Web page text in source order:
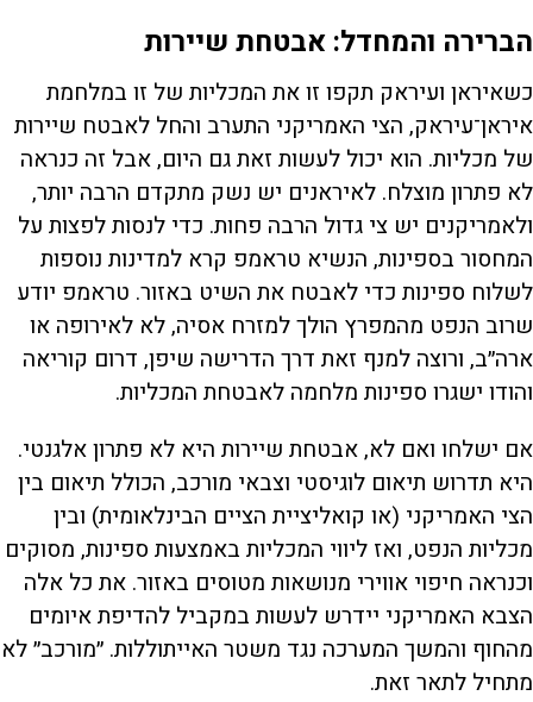
הברירה והמחדל: אבטחת שיירות
כשאיראן ועיראק תקפו זו את המכליות של זו במלחמת
איראן־עיראק, הצי האמריקני התערב והחל לאבטח שיירות
של מכליות. הוא יכול לעשות זאת גם היום, אבל זה כנראה
לא פתרון מוצלח. לאיראנים יש נשק מתקדם הרבה יותר,
ולאמריקנים יש צי גדול הרבה פחות. כדי לנסות לפצות על
המחסור בספינות, הנשיא טראמפ קרא למדינות נוספות
לשלוח ספינות כדי לאבטח את השיט באזור. טראמפ יודע
שרוב הנפט מהמפרץ הולך למזרח אסיה, לא לאירופה או
ארה״ב, ורוצה למנף זאת דרך הדרישה שיפן, דרום קוריאה
והודו ישגרו ספינות מלחמה לאבטחת המכליות.
אם ישלחו ואם לא, אבטחת שיירות היא לא פתרון אלגנטי.
היא תדרוש תיאום לוגיסטי וצבאי מורכב, הכולל תיאום בין
הצי האמריקני (או קואליציית הציים הבינלאומית) ובין
מכליות הנפט, ואז ליווי המכליות באמצעות ספינות, מסוקים
וכנראה חיפוי אווירי מנושאות מטוסים באזור. את כל אלה
הצבא האמריקני יידרש לעשות במקביל להדיפת איומים
מהחוף והמשך המערכה נגד משטר האייתוללות. ״מורכב״ לא
מתחיל לתאר זאת.